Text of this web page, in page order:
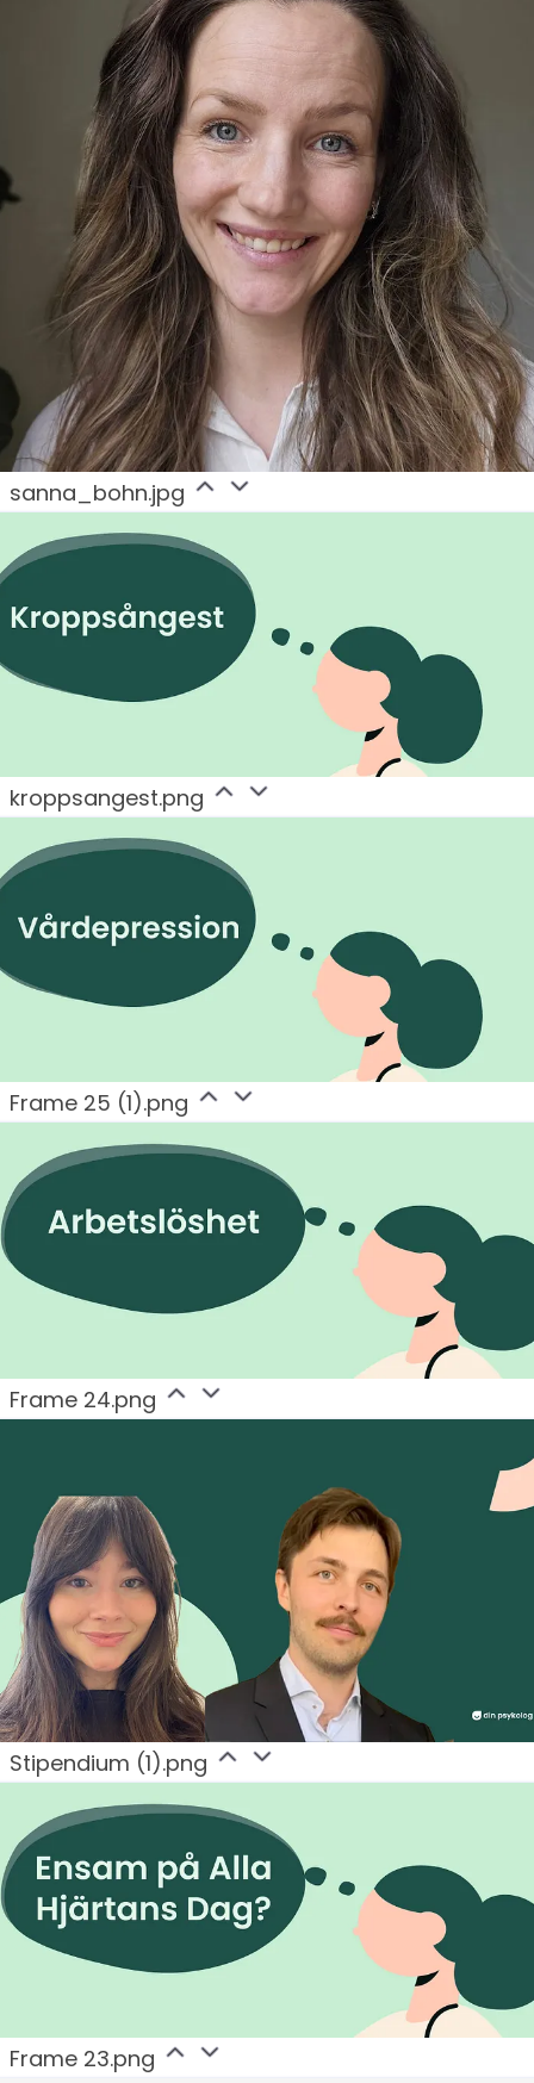
sanna_bohn.jpg
kroppsangest.png
Frame 25 (1).png
Frame 24.png
Stipendium (1).png
Frame 23.png